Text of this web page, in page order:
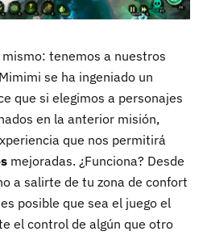
tenemos a nuestros
se ha ingeniado un
que si elegimos a personajes
en la anterior misión,
que nos permitirá
mejoradas. ¿Funciona? Desde
a salirte de tu zona de confort
posible que sea el juego el
el control de algún que otro